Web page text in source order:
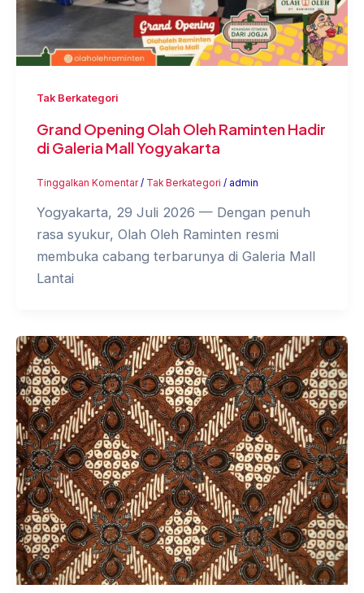
Tak Berkategori
Grand Opening Olah Oleh Raminten Hadir
di Galeria Mall Yogyakarta
Tinggalkan Komentar / Tak Berkategori / admin
Yogyakarta, 29 Juli 2026 — Dengan penuh
rasa syukur, Olah Oleh Raminten resmi
membuka cabang terbarunya di Galeria Mall
Lantai